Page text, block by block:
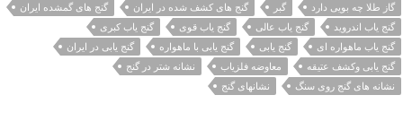
گاز طلا چه بویی دارد
گبر گنج های کشف شده در ایران
گنج های گمشده ایران
گنج یاب اندروید
گنج یاب عالی گنج یاب قوی
گنج یاب کبری
گنج یاب ماهواره ای
گنج یابی گنج یابی با ماهواره
گنج یابی در ایران
گنج یابی وکشف عتیقه
معاوضه فلزیاب
نشانه شتر در گنج
نشانه های گنج روی سنگ
نشانهای گنج